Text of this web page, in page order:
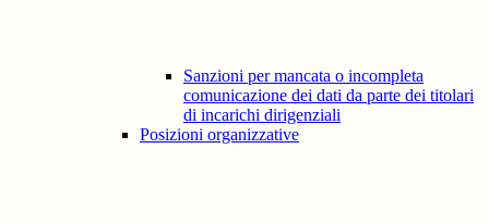
Sanzioni per mancata o incompleta
comunicazione dei dati da parte dei titolari
di incarichi dirigenziali
Posizioni organizzative